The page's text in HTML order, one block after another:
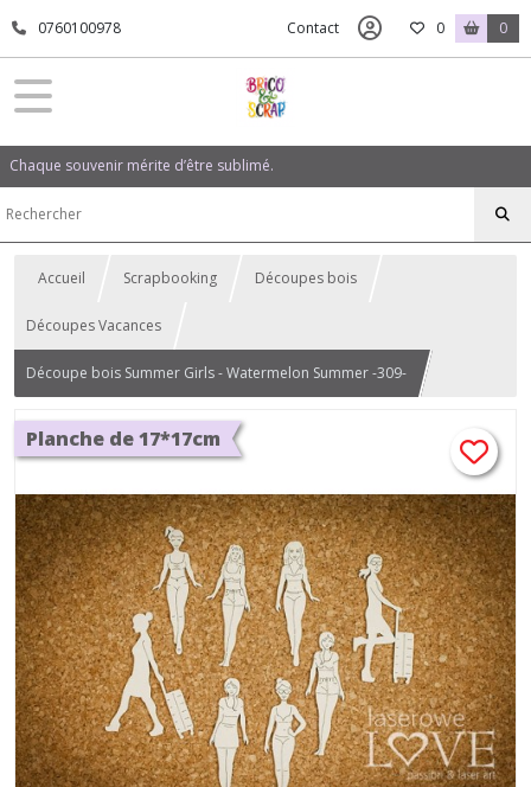
0760100978 Contact 0 0
Chaque souvenir mérite d’être sublimé.
Accueil Scrapbooking Découpes bois
Découpes Vacances
Découpe bois Summer Girls - Watermelon Summer -309-
Planche de 17*17cm